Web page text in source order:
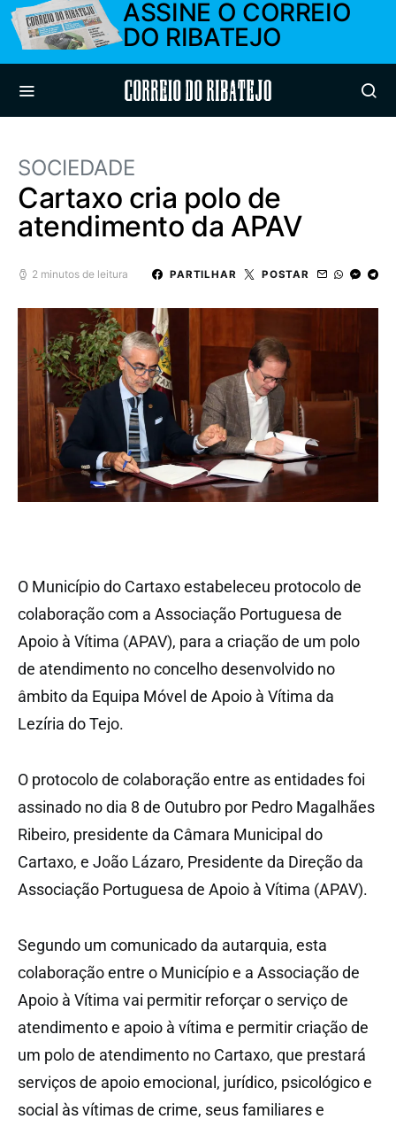
ASSINE O CORREIO
DO RIBATEJO
Correio do Ribatejo
SOCIEDADE
Cartaxo cria polo de
atendimento da APAV
2 minutos de leitura PARTILHAR POSTAR
O Município do Cartaxo estabeleceu protocolo de
colaboração com a Associação Portuguesa de
Apoio à Vítima (APAV), para a criação de um polo
de atendimento no concelho desenvolvido no
âmbito da Equipa Móvel de Apoio à Vítima da
Lezíria do Tejo.
O protocolo de colaboração entre as entidades foi
assinado no dia 8 de Outubro por Pedro Magalhães
Ribeiro, presidente da Câmara Municipal do
Cartaxo, e João Lázaro, Presidente da Direção da
Associação Portuguesa de Apoio à Vítima (APAV).
Segundo um comunicado da autarquia, esta
colaboração entre o Município e a Associação de
Apoio à Vítima vai permitir reforçar o serviço de
atendimento e apoio à vítima e permitir criação de
um polo de atendimento no Cartaxo, que prestará
serviços de apoio emocional, jurídico, psicológico e
social às vítimas de crime, seus familiares e